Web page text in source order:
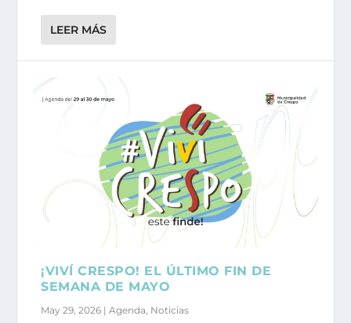
LEER MÁS
¡VIVÍ CRESPO! EL ÚLTIMO FIN DE
SEMANA DE MAYO
May 29, 2026 |Agenda, Noticias